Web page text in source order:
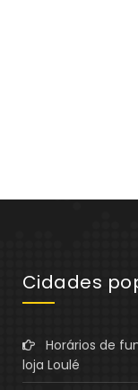
Cidades
Horários de
loja Loulé